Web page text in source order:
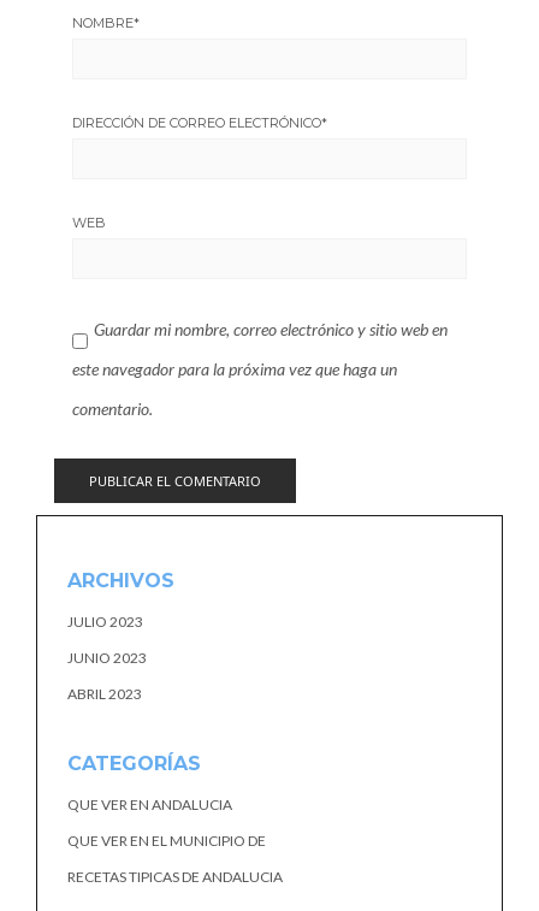
NOMBRE*
DIRECCIÓN DE CORREO ELECTRÓNICO*
WEB
Guardar mi nombre, correo electrónico y sitio web en
este navegador para la próxima vez que haga un
comentario.
ARCHIVOS
JULIO 2023
JUNIO 2023
ABRIL 2023
CATEGORÍAS
QUE VER EN ANDALUCIA
QUE VER EN EL MUNICIPIO DE
RECETAS TIPICAS DE ANDALUCIA